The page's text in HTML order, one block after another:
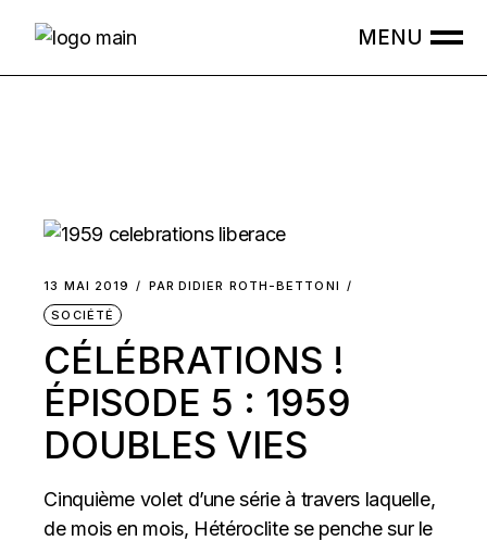
13 MAI 2019 PAR DIDIER ROTH-BETTONI
SOCIÉTÉ
CÉLÉBRATIONS !
ÉPISODE 5 : 1959
DOUBLES VIES
Cinquième volet d’une série à travers laquelle,
de mois en mois, Hétéroclite se penche sur le